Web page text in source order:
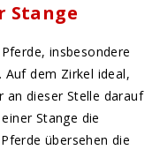
Stange
insbesondere
Auf dem Zirkel ideal,
an dieser Stelle darauf
Stange die
übersehen die